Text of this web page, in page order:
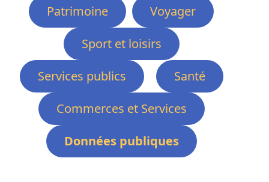
Patrimoine
Voyager
Sport et loisirs
Services publics
Santé
Commerces et Services
Données publiques